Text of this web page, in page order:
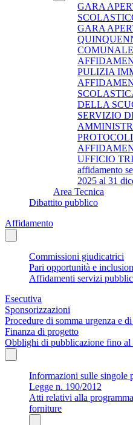
GARA
GARA
PULIZIA
DELLA
SERVIZIO
UFFICIO
affidamento
2025 al 31
Area Tecnica
Dibattito pubblico
Affidamento
Commissioni giudicatrici
Pari opportunità e
Affidamenti servizi
Esecutiva
Sponsorizzazioni
Procedure di somma urgenza e
Finanza di progetto
Obblighi di pubblicazione fino al
Informazioni sulle singole
Legge n. 190/2012
Atti relativi alla
forniture